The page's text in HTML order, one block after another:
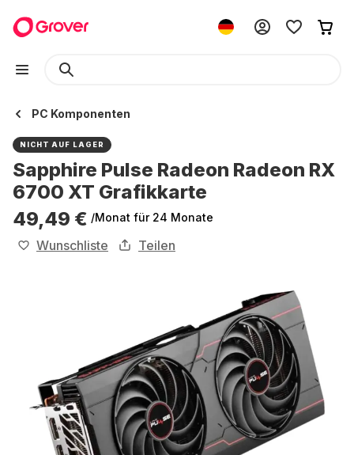
PC Komponenten
NICHT AUF LAGER
Sapphire Pulse Radeon Radeon RX
6700 XT Grafikkarte
49,49 € /Monat für 24 Monate
Wunschliste Teilen